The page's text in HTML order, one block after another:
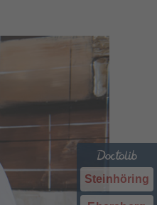
Steinhöring